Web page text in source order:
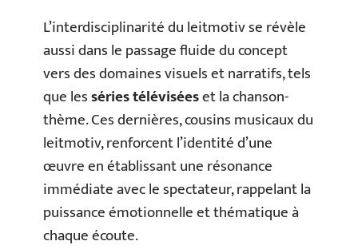
L’interdisciplinarité du leitmotiv se révèle
aussi dans le passage fluide du concept
vers des domaines visuels et narratifs, tels
que lesséries téléviséeset la chanson-
thème. Ces dernières, cousins musicaux du
leitmotiv, renforcent l’identité d’une
œuvre en établissant une résonance
immédiate avec le spectateur, rappelant la
puissance émotionnelle et thématique à
chaque écoute.